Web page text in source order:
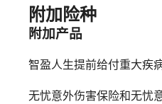
附加险种
附加产品
智盈人生提前给付重大疾
无忧意外伤害保险和无忧